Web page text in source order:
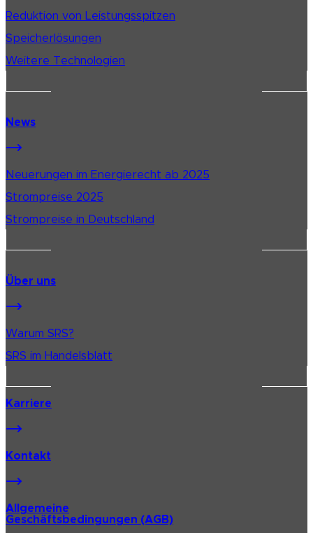
Reduktion von Leistungsspitzen
Speicherlösungen
Weitere Technologien
News
Neuerungen im Energierecht ab 2025
Strompreise 2025
Strompreise in Deutschland
Über uns
Warum SRS?
SRS im Handelsblatt
Karriere
Kontakt
Allgemeine
Geschäftsbedingungen (AGB)